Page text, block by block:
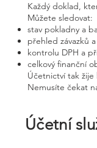
Každý doklad,
Můžete sledovat:
stav pokladny a
přehled závazků
kontrolu DPH a
celkový finanční
Účetnictví tak žije
Nemusíte čekat
Účetní